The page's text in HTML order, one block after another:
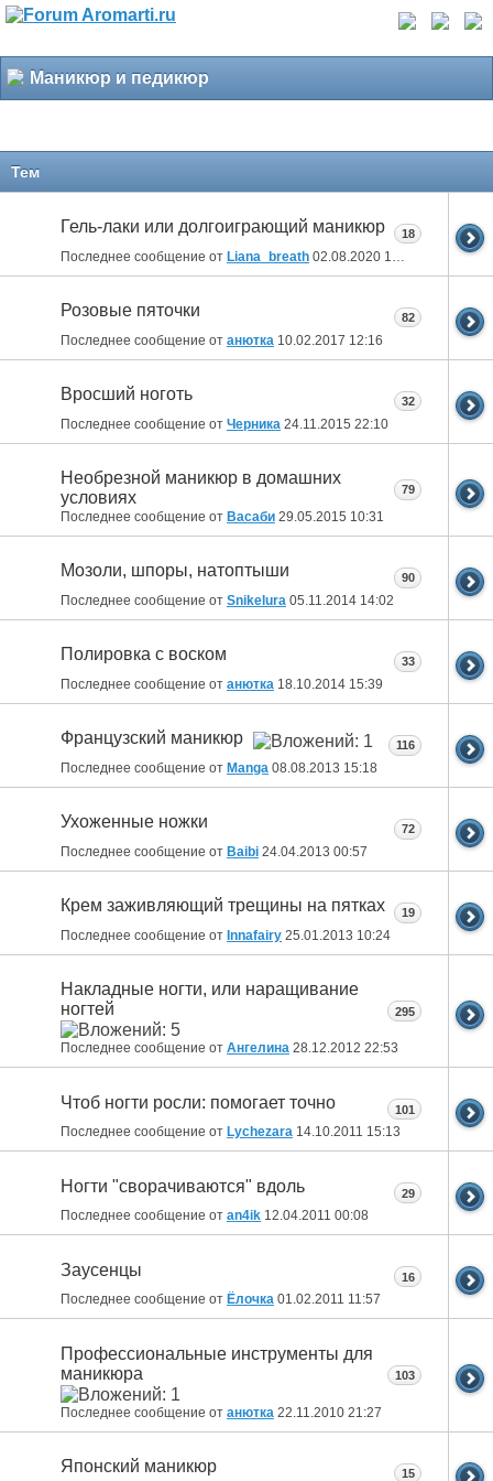
Маникюр и педикюр
Тем
Гель-лаки или долгоиграющий маникюр
Последнее сообщение от Liana_breath 02.08.2020 17:49
18
Розовые пяточки
Последнее сообщение от анютка 10.02.2017 12:16
82
Вросший ноготь
Последнее сообщение от Черника 24.11.2015 22:10
32
Необрезной маникюр в домашних
условиях
Последнее сообщение от Васаби 29.05.2015 10:31
79
Мозоли, шпоры, натоптыши
Последнее сообщение от Snikelura 05.11.2014 14:02
90
Полировка с воском
Последнее сообщение от анютка 18.10.2014 15:39
33
Французский маникюр
Последнее сообщение от Manga 08.08.2013 15:18
116
Ухоженные ножки
Последнее сообщение от Baibi 24.04.2013 00:57
72
Крем заживляющий трещины на пятках
Последнее сообщение от Innafairy 25.01.2013 10:24
19
Накладные ногти, или наращивание
ногтей
Последнее сообщение от Ангелина 28.12.2012 22:53
295
Чтоб ногти росли: помогает точно
Последнее сообщение от Lychezara 14.10.2011 15:13
101
Ногти "сворачиваются" вдоль
Последнее сообщение от an4ik 12.04.2011 00:08
29
Заусенцы
Последнее сообщение от Ёлочка 01.02.2011 11:57
16
Профессиональные инструменты для
маникюра
Последнее сообщение от анютка 22.11.2010 21:27
103
Японский маникюр 15